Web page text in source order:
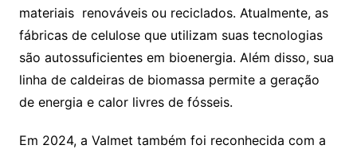
materiais renováveis ou reciclados. Atualmente, as
fábricas de celulose que utilizam suas tecnologias
são autossuficientes em bioenergia. Além disso, sua
linha de caldeiras de biomassa permite a geração
de energia e calor livres de fósseis.
Em 2024, a Valmet também foi reconhecida com a